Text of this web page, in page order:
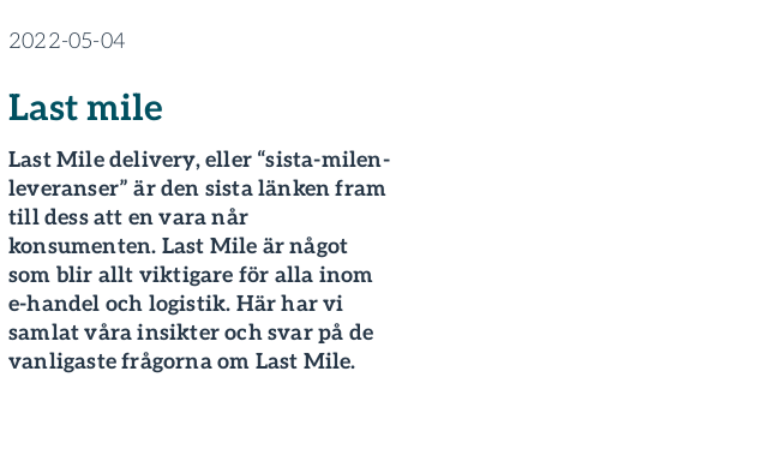
2022-05-04
Last mile
Last Mile delivery, eller “sista-milen-
leverans­er” är den sista länken fram
till dess att en vara når
konsumenten. Last Mile är något
som blir allt viktigare för alla inom
e-handel och logistik. Här har vi
samlat våra insikter och svar på de
vanligaste frågorna om Last Mile.